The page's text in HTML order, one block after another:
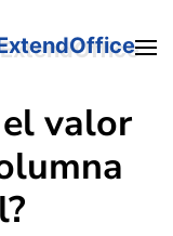
valor